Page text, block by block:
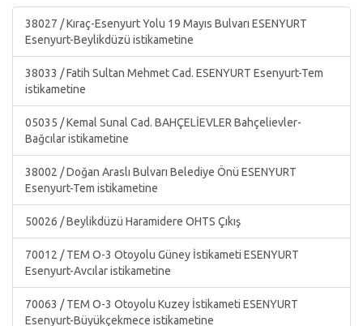
38027 / Kıraç-Esenyurt Yolu 19 Mayıs Bulvarı ESENYURT
Esenyurt-Beylikdüzü istikametine
38033 / Fatih Sultan Mehmet Cad. ESENYURT Esenyurt-Tem
istikametine
05035 / Kemal Sunal Cad. BAHÇELİEVLER Bahçelievler-
Bağcılar istikametine
38002 / Doğan Araslı Bulvarı Belediye Önü ESENYURT
Esenyurt-Tem istikametine
50026 / Beylikdüzü Haramidere OHTS Çıkış
70012 / TEM O-3 Otoyolu Güney İstikameti ESENYURT
Esenyurt-Avcılar istikametine
70063 / TEM O-3 Otoyolu Kuzey İstikameti ESENYURT
Esenyurt-Büyükçekmece istikametine